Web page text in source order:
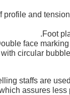
and
Foot
face
staffs are
assures